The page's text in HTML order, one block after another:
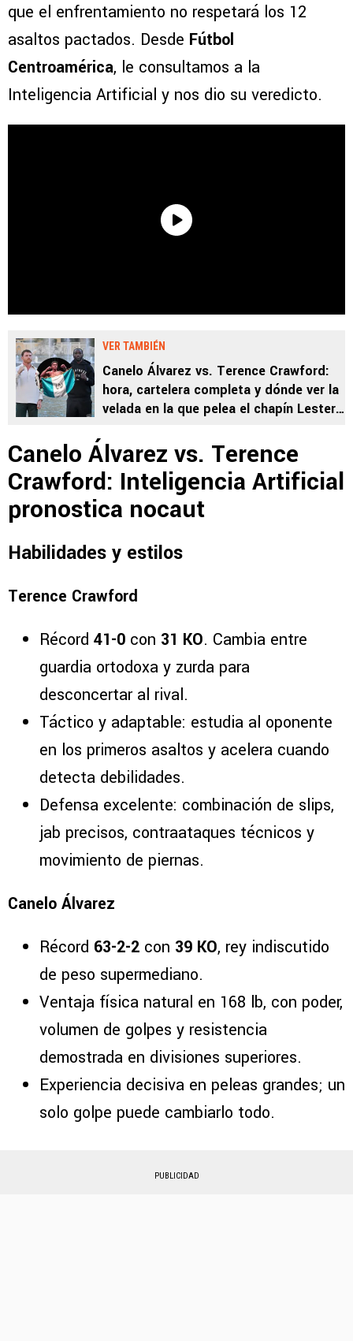
que el enfrentamiento no respetará los 12
asaltos pactados. Desde Fútbol
Centroamérica, le consultamos a la
Inteligencia Artificial y nos dio su veredicto.
VER TAMBIÉN
Canelo Álvarez vs. Terence Crawford:
hora, cartelera completa y dónde ver la
velada en la que pelea el chapín Lester
Canelo Álvarez vs. Terence
Crawford: Inteligencia Artificial
pronostica nocaut
Habilidades y estilos
Terence Crawford
Récord 41-0 con 31 KO. Cambia entre
guardia ortodoxa y zurda para
desconcertar al rival.
Táctico y adaptable: estudia al oponente
en los primeros asaltos y acelera cuando
detecta debilidades.
Defensa excelente: combinación de slips,
jab precisos, contraataques técnicos y
movimiento de piernas.
Canelo Álvarez
Récord 63-2-2 con 39 KO, rey indiscutido
de peso supermediano.
Ventaja física natural en 168 lb, con poder,
volumen de golpes y resistencia
demostrada en divisiones superiores.
Experiencia decisiva en peleas grandes; un
solo golpe puede cambiarlo todo.
PUBLICIDAD